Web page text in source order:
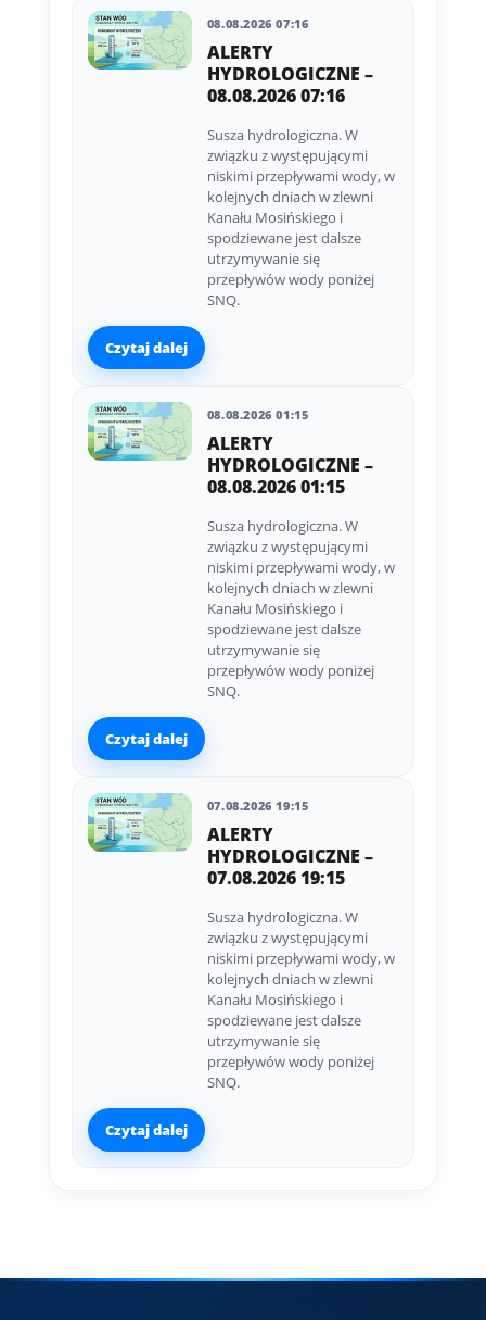
08.08.2026 07:16
ALERTY
HYDROLOGICZNE –
08.08.2026 07:16
Susza hydrologiczna. W
związku z występującymi
niskimi przepływami wody, w
kolejnych dniach w zlewni
Kanału Mosińskiego i
spodziewane jest dalsze
utrzymywanie się
przepływów wody poniżej
SNQ.
Czytaj dalej
08.08.2026 01:15
ALERTY
HYDROLOGICZNE –
08.08.2026 01:15
Susza hydrologiczna. W
związku z występującymi
niskimi przepływami wody, w
kolejnych dniach w zlewni
Kanału Mosińskiego i
spodziewane jest dalsze
utrzymywanie się
przepływów wody poniżej
SNQ.
Czytaj dalej
07.08.2026 19:15
ALERTY
HYDROLOGICZNE –
07.08.2026 19:15
Susza hydrologiczna. W
związku z występującymi
niskimi przepływami wody, w
kolejnych dniach w zlewni
Kanału Mosińskiego i
spodziewane jest dalsze
utrzymywanie się
przepływów wody poniżej
SNQ.
Czytaj dalej